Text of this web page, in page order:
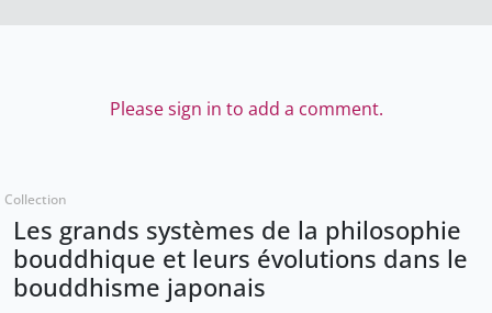
Please sign in to add a comment.
Collection
Les grands systèmes de la philosophie
bouddhique et leurs évolutions dans le
bouddhisme japonais